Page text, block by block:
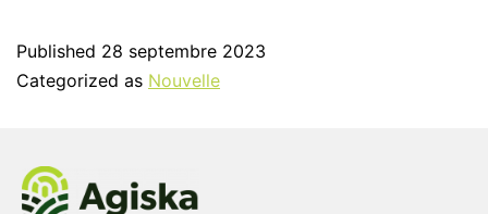
Published 28 septembre 2023
Categorized as Nouvelle